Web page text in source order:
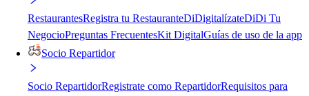
RestaurantesRegistra tu RestauranteDiDigitalízateDiDi Tu
NegocioPreguntas FrecuentesKit DigitalGuías de uso de la app
Socio Repartidor
Socio RepartidorRegistrate como RepartidorRequisitos para